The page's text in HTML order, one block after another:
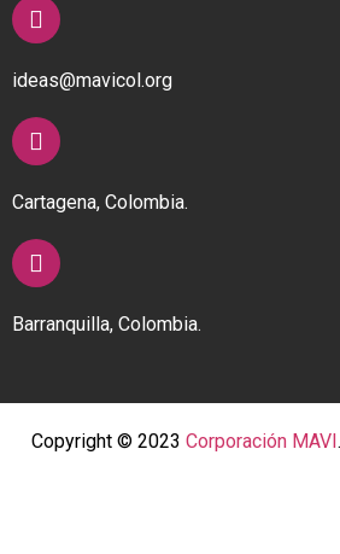
ideas@mavicol.org
Cartagena, Colombia.
Barranquilla, Colombia.
Copyright © 2023 Corporación MAVI